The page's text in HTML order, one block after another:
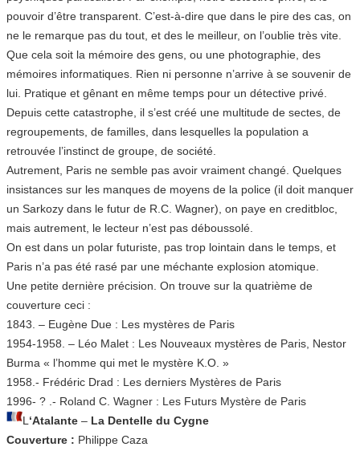
pouvoir d’être transparent. C’est-à-dire que dans le pire des cas, on
ne le remarque pas du tout, et des le meilleur, on l’oublie très vite.
Que cela soit la mémoire des gens, ou une photographie, des
mémoires informatiques. Rien ni personne n’arrive à se souvenir de
lui. Pratique et gênant en même temps pour un détective privé.
Depuis cette catastrophe, il s’est créé une multitude de sectes, de
regroupements, de familles, dans lesquelles la population a
retrouvée l’instinct de groupe, de société.
Autrement, Paris ne semble pas avoir vraiment changé. Quelques
insistances sur les manques de moyens de la police (il doit manquer
un Sarkozy dans le futur de R.C. Wagner), on paye en creditbloc,
mais autrement, le lecteur n’est pas déboussolé.
On est dans un polar futuriste, pas trop lointain dans le temps, et
Paris n’a pas été rasé par une méchante explosion atomique.
Une petite dernière précision. On trouve sur la quatrième de
couverture ceci :
1843. – Eugène Due : Les mystères de Paris
1954-1958. – Léo Malet : Les Nouveaux mystères de Paris, Nestor
Burma « l’homme qui met le mystère K.O. »
1958.- Frédéric Drad : Les derniers Mystères de Paris
1996- ? .- Roland C. Wagner : Les Futurs Mystère de Paris
L ‘Atalante – La Dentelle du Cygne
Couverture : Philippe Caza